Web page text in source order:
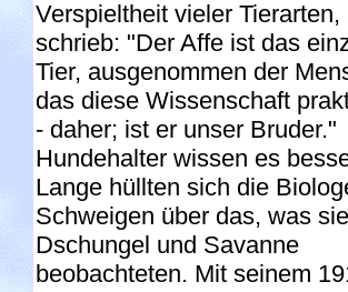
Verspieltheit vieler Tierarten,
schrieb: "Der Affe ist das
Tier, ausgenommen der
das diese Wissenschaft
- daher; ist er unser Bruder."
Hundehalter wissen es
Lange hüllten sich die
Schweigen über das, was
Dschungel und Savanne
beobachteten. Mit seinem